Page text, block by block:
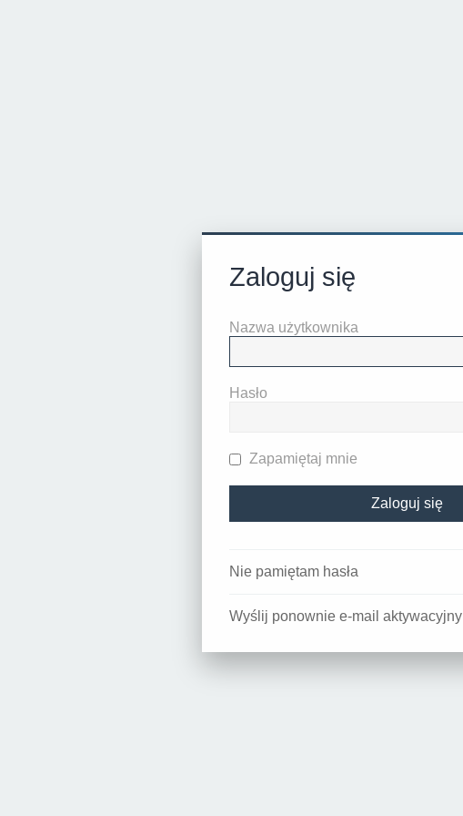
Zaloguj się
Nazwa użytkownika
Hasło
Zapamiętaj mnie
Nie pamiętam hasła
Wyślij ponownie e-mail aktywacyjny